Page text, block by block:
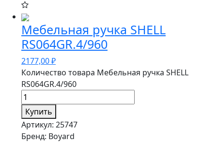
Мебельная ручка SHELL
RS064GR.4/960
2177,00₽
Количество товара Мебельная ручка SHELL
RS064GR.4/960
Купить
Артикул: 25747
Бренд: Boyard